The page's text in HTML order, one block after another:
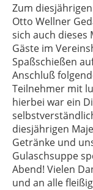
Zum
Otto Wellner
sich auch dieses
Gäste im
Spaßschießen
Anschluß
Teilnehmer mit
hierbei war ein
diesjährigen
Getränke und
Gulaschsuppe
Abend! Vielen
und an alle